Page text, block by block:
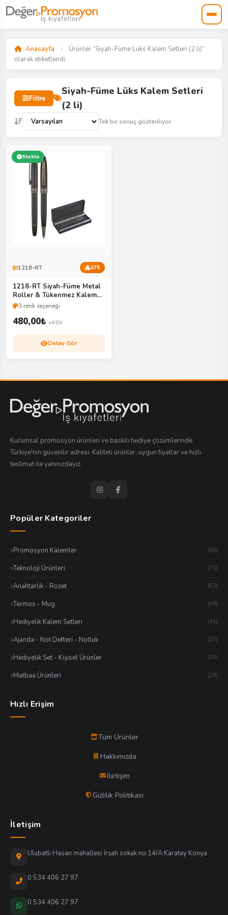
Anasayfa
Ürünler “Siyah-Füme Lüks Kalem Setleri (2 li)”
olarak etiketlendi
Filtre
Siyah-Füme Lüks Kalem Setleri
(2 li)
Tek bir sonuç gösteriliyor
Stokta
1218-RT 275
1218-RT Siyah-Füme Metal
Roller & Tükenmez Kalem
Seti3 renk seçeneği
480,00₺ +KDV
Detay Gör
Kurumsal promosyon ürünleri ve baskılı hediye çözümlerinde
Türkiye'nin güvenilir adresi. Kaliteli ürünler, uygun fiyatlar ve hızlı
teslimat ile yanınızdayız.
Popüler Kategoriler
Promosyon Kalemler (89)
Teknoloji Ürünleri (79)
Anahtarlık - Rozet (62)
Termos - Mug (48)
Hediyelik Kalem Setleri (45)
Ajanda - Not Defteri - Notluk (37)
Hediyelik Set - Kişisel Ürünler (34)
Matbaa Ürünleri (29)
Hızlı Erişim
Tüm Ürünler
Hakkımızda
İletişim
Gizlilik Politikası
İletişim
Ulubatlı Hasan mahallesi İrşah sokak no:14/A Karatay Konya
0 534 406 27 97
0 534 406 27 97